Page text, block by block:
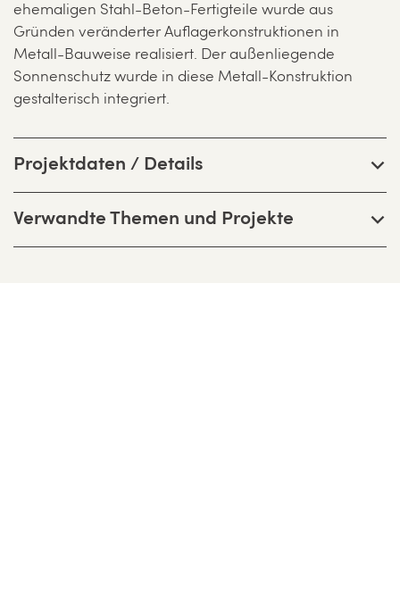
ehemaligen Stahl-Beton-Fertigteile wurde aus
Gründen veränderter Auflagerkonstruktionen in
Metall-Bauweise realisiert. Der außenliegende
Sonnenschutz wurde in diese Metall-Konstruktion
gestalterisch integriert.
Projektdaten / Details
Verwandte Themen und Projekte